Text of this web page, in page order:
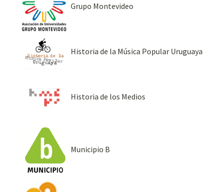
Grupo Montevideo
Historia de la Música Popular Uruguaya
Historia de los Medios
Municipio B